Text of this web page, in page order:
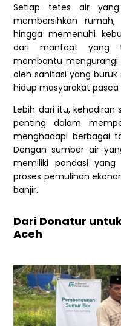
Setiap tetes air yang
membersihkan
hingga memenuhi
dari manfaat yang
membantu mengurangi
oleh sanitasi yang
hidup masyarakat pasca
Lebih dari itu,
penting dalam
menghadapi berbagai
Dengan sumber air
memiliki pondasi
proses pemulihan
banjir.
Dari Donatur
Aceh